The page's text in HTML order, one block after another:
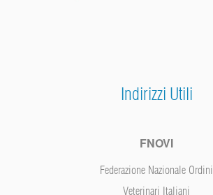
Indirizzi Utili
FNOVI
Federazione Nazionale Ordini
Veterinari Italiani